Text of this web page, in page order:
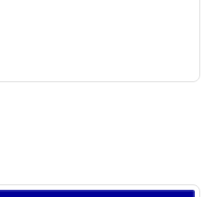
Window